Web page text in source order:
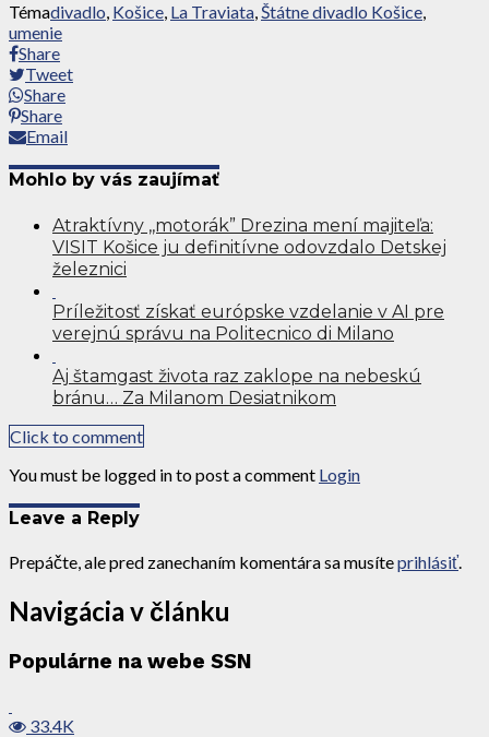
Témadivadlo, Košice, La Traviata,Štátne divadlo Košice,
umenie
Share
Tweet
Share
Share
Email
Mohlo by vás zaujímať
Atraktívny ,,motorák” Drezina mení majiteľa:
VISIT Košice ju definitívne odovzdalo Detskej
železnici
Príležitosť získať európske vzdelanie v AI pre
verejnú správu na Politecnico di Milano
Aj štamgast života raz zaklope na nebeskú
bránu… Za Milanom Desiatnikom
Click to comment
You must be logged in to post a comment Login
Leave a Reply
Prepáčte, ale pred zanechaním komentára sa musíteprihlásiť.
Navigácia v článku
Populárne na webe SSN
33.4K